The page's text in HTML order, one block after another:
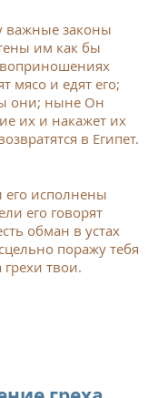
важные законы
им как бы
мясо и едят его;
они; ныне Он
их и накажет их
в Египет.
его исполнены
его говорят
обман в устах
поражу тебя
твои.